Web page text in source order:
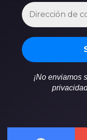
¡No enviamos